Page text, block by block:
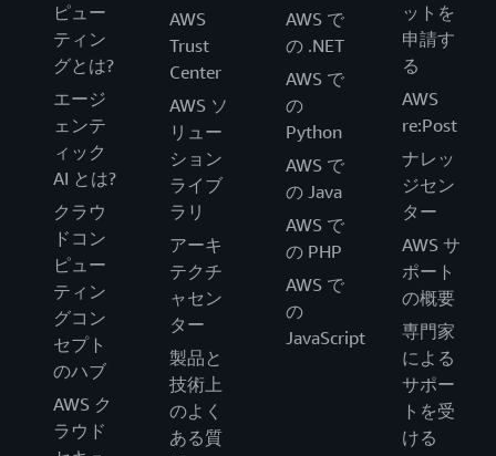
ピュー
ティン
グとは?
エージ
ェンテ
ィック
AI とは?
クラウ
ドコン
ピュー
ティン
グコン
セプト
のハブ
AWS ク
ラウド
AWS
Trust
Center
AWS ソ
リュー
ション
ライブ
ラリ
アーキ
テクチ
ャセン
ター
製品と
技術上
のよく
ある質
AWS で
の .NET
AWS で
の
Python
AWS で
の Java
AWS で
の PHP
AWS で
の
JavaScript
ットを
申請す
る
AWS
re:Post
ナレッ
ジセン
ター
AWS サ
ポート
の概要
専門家
による
サポー
トを受
ける